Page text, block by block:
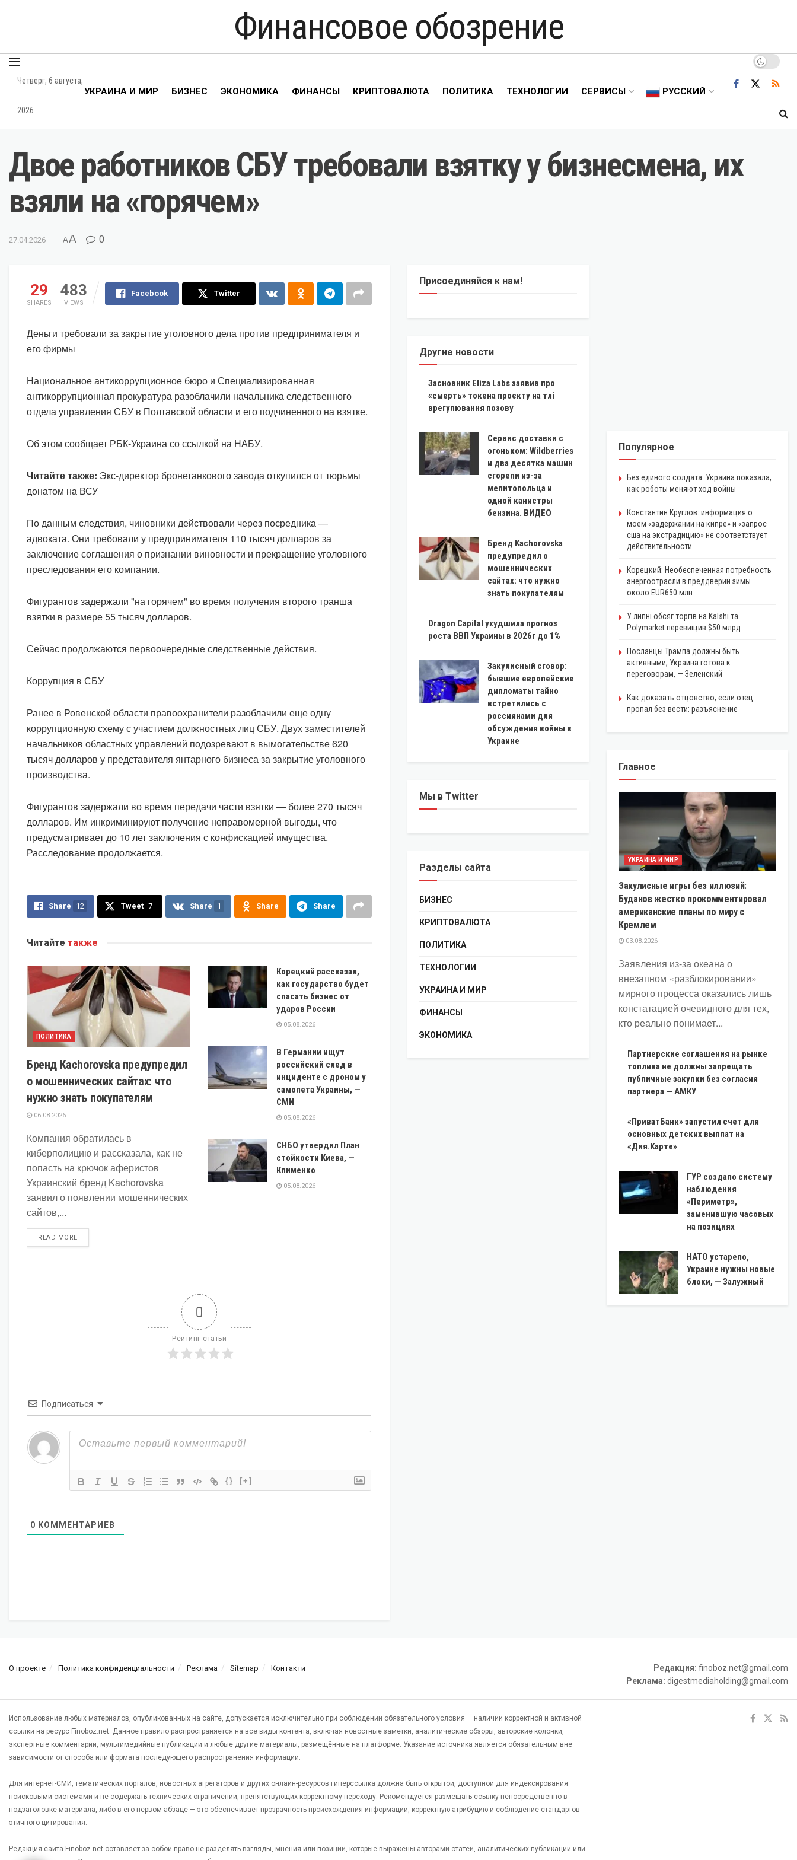
Финансовое обозрение
Четверг, 6 августа,
2026
УКРАИНА И МИР БИЗНЕС ЭКОНОМИКА ФИНАНСЫ КРИПТОВАЛЮТА ПОЛИТИКА ТЕХНОЛОГИИ СЕРВИСЫ РУССКИЙ
Двое работников СБУ требовали взятку у бизнесмена, их
взяли на «горячем»
27.04.2026 AA 0
29
SHARES
483
VIEWS
Facebook Twitter
Деньги требовали за закрытие уголовного дела против предпринимателя и
его фирмы
Национальное антикоррупционное бюро и Специализированная
антикоррупционная прокуратура разоблачили начальника следственного
отдела управления СБУ в Полтавской области и его подчиненного на взятке.
Об этом сообщает РБК-Украина со ссылкой на НАБУ.
Читайте также: Экс-директор бронетанкового завода откупился от тюрьмы
донатом на ВСУ
По данным следствия, чиновники действовали через посредника —
адвоката. Они требовали у предпринимателя 110 тысяч долларов за
заключение соглашения о признании виновности и прекращение уголовного
преследования его компании.
Фигурантов задержали "на горячем" во время получения второго транша
взятки в размере 55 тысяч долларов.
Сейчас продолжаются первоочередные следственные действия.
Коррупция в СБУ
Ранее в Ровенской области правоохранители разоблачили еще одну
коррупционную схему с участием должностных лиц СБУ. Двух заместителей
начальников областных управлений подозревают в вымогательстве 620
тысяч долларов у представителя янтарного бизнеса за закрытие уголовного
производства.
Фигурантов задержали во время передачи части взятки — более 270 тысяч
долларов. Им инкриминируют получение неправомерной выгоды, что
предусматривает до 10 лет заключения с конфискацией имущества.
Расследование продолжается.
Share 12 Tweet 7 Share 1 Share Share
Читайте также
ПОЛИТИКА
Бренд Kachorovska предупредил
о мошеннических сайтах: что
нужно знать покупателям
06.08.2026
Компания обратилась в
киберполицию и рассказала, как не
попасть на крючок аферистов
Украинский бренд Kachorovska
заявил о появлении мошеннических
сайтов,...
READ MOREDETAILS
Корецкий рассказал,
как государство будет
спасать бизнес от
ударов России
05.08.2026
В Германии ищут
российский след в
инциденте с дроном у
самолета Украины, —
СМИ
05.08.2026
СНБО утвердил План
стойкости Киева, —
Клименко
05.08.2026
0
Рейтинг статьи
Подписаться
{} [+]
0 КОММЕНТАРИЕВ
Присоединяйся к нам!
Другие новости
Засновник Eliza Labs заявив про
«смерть» токена проєкту на тлі
врегулювання позову
Сервис доставки с
огоньком: Wildberries
и два десятка машин
сгорели из-за
мелитопольца и
одной канистры
бензина. ВИДЕО
Бренд Kachorovska
предупредил о
мошеннических
сайтах: что нужно
знать покупателям
Dragon Capital ухудшила прогноз
роста ВВП Украины в 2026г до 1%
Закулисный сговор:
бывшие европейские
дипломаты тайно
встретились с
россиянами для
обсуждения войны в
Украине
Мы в Twitter
Разделы сайта
БИЗНЕС
КРИПТОВАЛЮТА
ПОЛИТИКА
ТЕХНОЛОГИИ
УКРАИНА И МИР
ФИНАНСЫ
ЭКОНОМИКА
Популярное
Без единого солдата: Украина показала,
как роботы меняют ход войны
Константин Круглов: информация о
моем «задержании на кипре» и «запрос
сша на экстрадицию» не соответствует
действительности
Корецкий: Необеспеченная потребность
энергоотрасли в преддверии зимы
около EUR650 млн
У липні обсяг торгів на Kalshi та
Polymarket перевищив $50 млрд
Посланцы Трампа должны быть
активными, Украина готова к
переговорам, — Зеленский
Как доказать отцовство, если отец
пропал без вести: разъяснение
Главное
УКРАИНА И МИР
Закулисные игры без иллюзий:
Буданов жестко прокомментировал
американские планы по миру с
Кремлем
03.08.2026
Заявления из-за океана о
внезапном «разблокировании»
мирного процесса оказались лишь
констатацией очевидного для тех,
кто реально понимает...
Партнерские соглашения на рынке
топлива не должны запрещать
публичные закупки без согласия
партнера — АМКУ
«ПриватБанк» запустил счет для
основных детских выплат на
«Дия.Карте»
ГУР создало систему
наблюдения
«Периметр»,
заменившую часовых
на позициях
НАТО устарело,
Украине нужны новые
блоки, — Залужный
О проекте Политика конфиденциальности Реклама Sitemap Контакти Редакция: finoboz.net@gmail.com
Реклама: digestmediaholding@gmail.com
Использование любых материалов, опубликованных на сайте, допускается исключительно при соблюдении обязательного условия — наличии корректной и активной
ссылки на ресурс Finoboz.net. Данное правило распространяется на все виды контента, включая новостные заметки, аналитические обзоры, авторские колонки,
экспертные комментарии, мультимедийные публикации и любые другие материалы, размещённые на платформе. Указание источника является обязательным вне
зависимости от способа или формата последующего распространения информации.
Для интернет-СМИ, тематических порталов, новостных агрегаторов и других онлайн-ресурсов гиперссылка должна быть открытой, доступной для индексирования
поисковыми системами и не содержать технических ограничений, препятствующих корректному переходу. Рекомендуется размещать ссылку непосредственно в
подзаголовке материала, либо в его первом абзаце — это обеспечивает прозрачность происхождения информации, корректную атрибуцию и соблюдение стандартов
этичного цитирования.
Редакция сайта Finoboz.net оставляет за собой право не разделять взгляды, мнения или позиции, которые выражены авторами статей, аналитических публикаций или